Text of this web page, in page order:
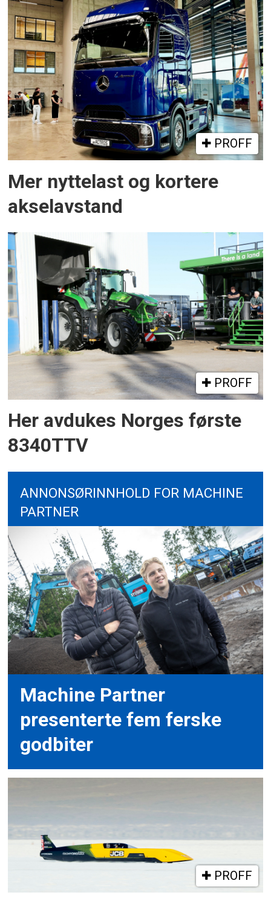
PROFF
Mer nyttelast og kortere
akselavstand
PROFF
Her avdukes Norges første
8340TTV
ANNONSØRINNHOLD FOR MACHINE
PARTNER
Machine Partner
presenterte fem ferske
godbiter
PROFF